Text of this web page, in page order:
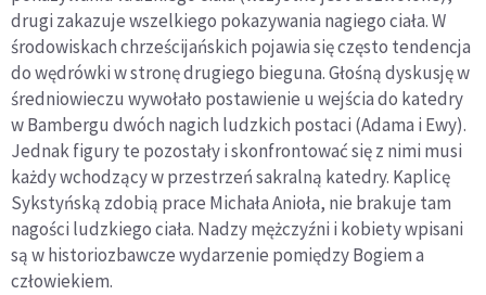
drugi zakazuje wszelkiego pokazywania nagiego ciała. W
środowiskach chrześcijańskich pojawia się często tendencja
do wędrówki w stronę drugiego bieguna. Głośną dyskusję w
średniowieczu wywołało postawienie u wejścia do katedry
w Bambergu dwóch nagich ludzkich postaci (Adama i Ewy).
Jednak figury te pozostały i skonfrontować się z nimi musi
każdy wchodzący w przestrzeń sakralną katedry. Kaplicę
Sykstyńską zdobią prace Michała Anioła, nie brakuje tam
nagości ludzkiego ciała. Nadzy mężczyźni i kobiety wpisani
są w historiozbawcze wydarzenie pomiędzy Bogiem a
człowiekiem.